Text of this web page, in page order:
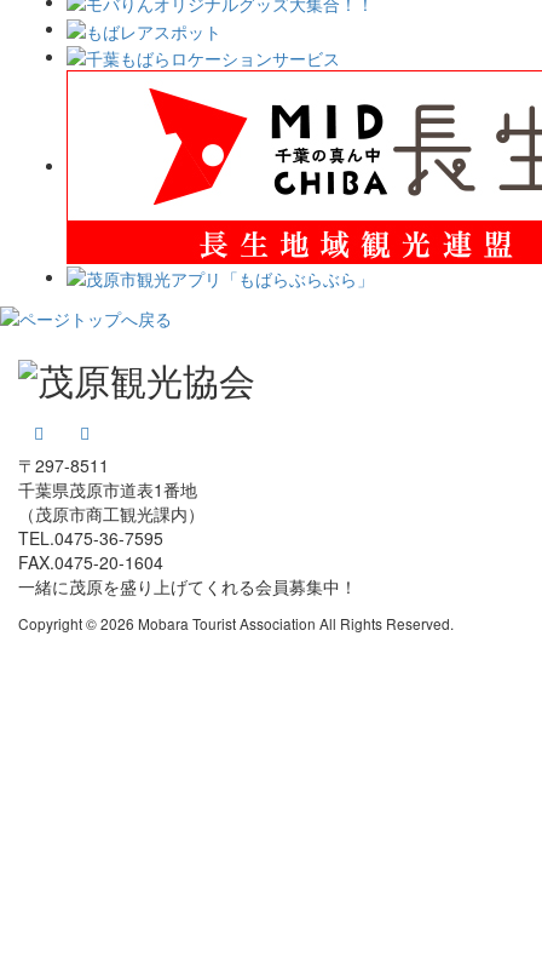
〒297-8511
千葉県茂原市道表1番地
（茂原市商工観光課内）
TEL.0475-36-7595
FAX.0475-20-1604
一緒に茂原を盛り上げてくれる会員募集中！
Copyright © 2026 Mobara Tourist Association All Rights Reserved.